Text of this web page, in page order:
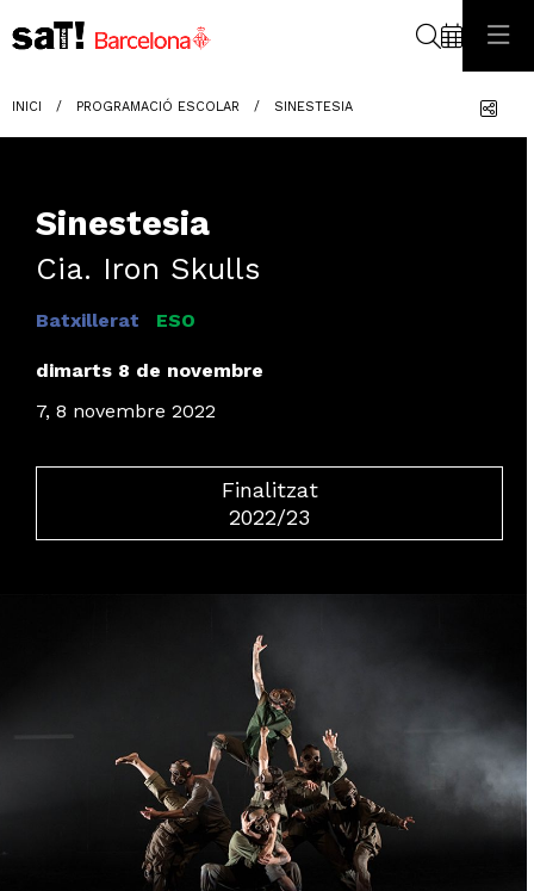
INICI PROGRAMACIÓ ESCOLAR SINESTESIA
Sinestesia
Cia. Iron Skulls
Batxillerat ESO
dimarts 8 de novembre
7, 8 novembre 2022
Finalitzat
2022/23